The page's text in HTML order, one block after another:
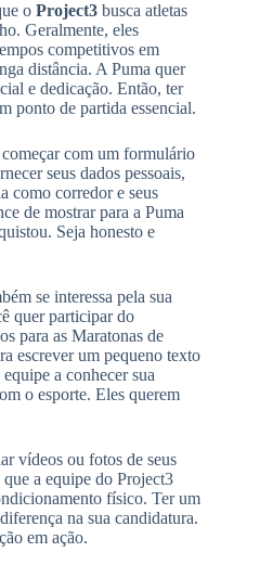
o Project3 busca atletas
Geralmente, eles
competitivos em
distância. A Puma quer
e dedicação. Então, ter
ponto de partida essencial.
com um formulário
seus dados pessoais,
como corredor e seus
de mostrar para a Puma
Seja honesto e
se interessa pela sua
quer participar do
para as Maratonas de
escrever um pequeno texto
a conhecer sua
o esporte. Eles querem
vídeos ou fotos de seus
a equipe do Project3
físico. Ter um
na sua candidatura.
em ação.